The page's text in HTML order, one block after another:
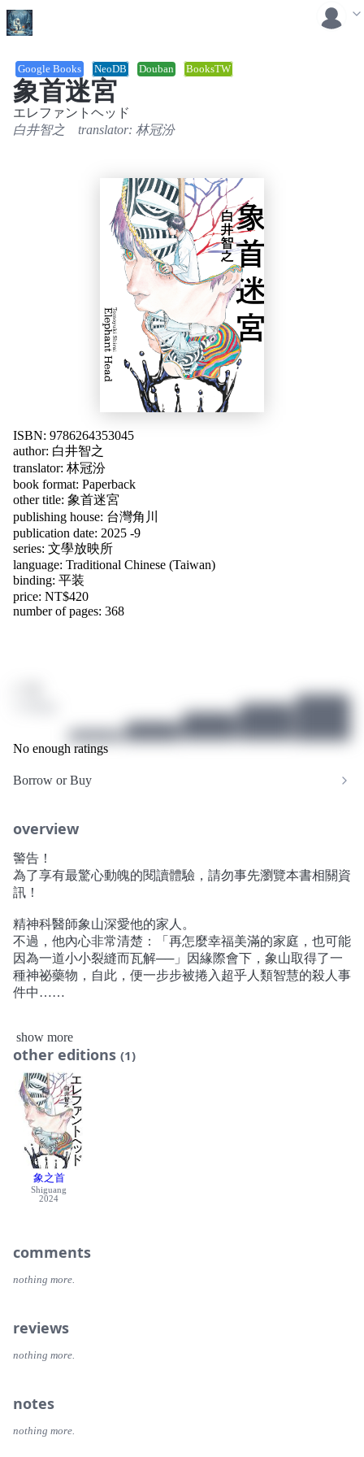
象首迷宮
Google Books NeoDB Douban BooksTW
ISBN: 9786264353045
author: 白井智之
translator: 林冠汾
book format: Paperback
other title: 象首迷宮
publishing house: 台灣角川
publication date: 2025 -9
series: 文學放映所
language: Traditional Chinese (Taiwan)
binding: 平装
price: NT$420
number of pages: 368
No enough ratings
Borrow or Buy
エレファントヘッド
白井智之
translator: 林冠汾
overview
警告！
為了享有最驚心動魄的閱讀體驗，請勿事先瀏覽本書相關資
訊！
精神科醫師象山深愛他的家人。
不過，他內心非常清楚：「再怎麼幸福美滿的家庭，也可能
因為一道小小裂縫而瓦解──」因緣際會下，象山取得了一
種神祕藥物，自此，便一步步被捲入超乎人類智慧的殺人事
件中……
前所未聞的故事、非比尋常的繁多伏筆，這座推理鬼才設下
的推理迷宮，靜候您來挑戰！
show more
other editions (1)
象之首
Shiguang
2024
comments
nothing more.
reviews
nothing more.
notes
nothing more.